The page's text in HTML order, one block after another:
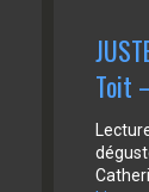
Toit